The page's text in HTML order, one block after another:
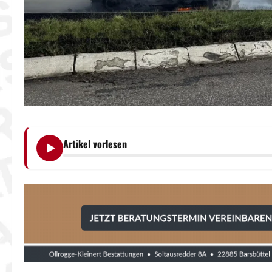
Artikel vorlesen